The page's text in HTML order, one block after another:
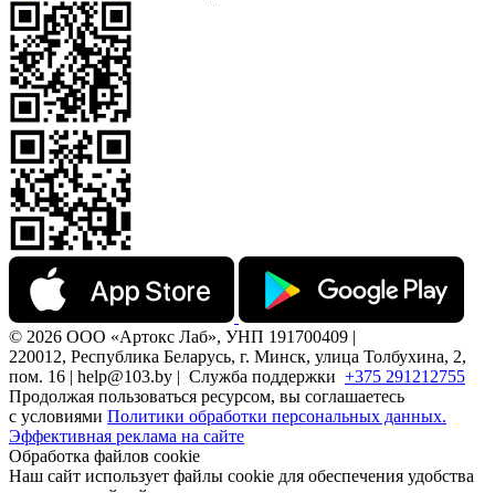
© 2026 ООО «Артокс Лаб», УНП 191700409 |
220012, Республика Беларусь, г. Минск, улица Толбухина, 2,
пом. 16 | help@103.by | Служба поддержки +375 291212755
Продолжая пользоваться ресурсом, вы соглашаетесь
с условиями Политики обработки персональных данных.
Эффективная реклама на сайте
Обработка файлов cookie
Наш сайт использует файлы cookie для обеспечения удобства